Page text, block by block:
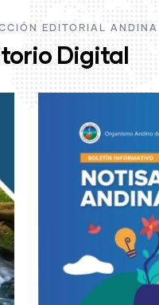
EDITORIAL ANDINA
Digital